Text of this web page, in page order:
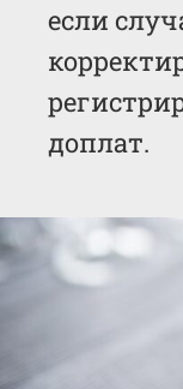
если
доплат.